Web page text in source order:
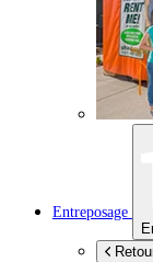
Entreposage